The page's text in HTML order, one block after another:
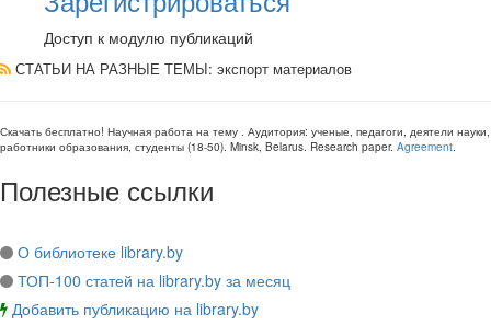
Доступ к модулю публикаций
СТАТЬИ НА РАЗНЫЕ ТЕМЫ: экспорт материалов
Скачать бесплатно! Научная работа на тему . Аудитория: ученые, педагоги, деятели науки,
работники образования, студенты (18-50). Minsk, Belarus. Research paper. Agreement.
Полезные ссылки
О библиотеке library.by
ТОП-100 статей на library.by за месяц
Добавить публикацию на library.by